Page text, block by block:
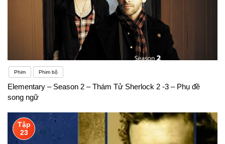
Phim Phim bộ
Elementary – Season 2 – Thám Tử Sherlock 2 -3 – Phụ đề
song ngữ
Tập
23